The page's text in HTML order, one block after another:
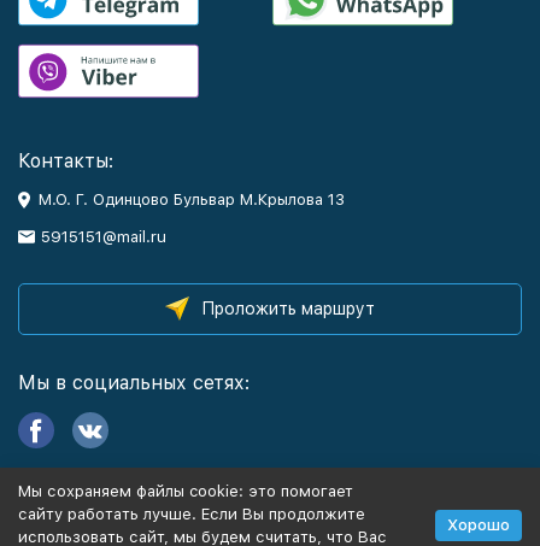
Контакты:
М.О. Г. Одинцово Бульвар М.Крылова 13
5915151@mail.ru
Проложить маршрут
Мы в социальных сетях:
Информация
Мы сохраняем файлы cookie: это помогает
сайту работать лучше. Если Вы продолжите
использовать сайт, мы будем считать, что Вас
Хорошо